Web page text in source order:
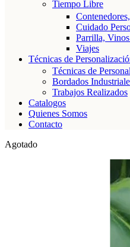
Tiempo Libre
Cuidado
Parrilla,
Viajes
Técnicas de
Técnicas de
Bordados
Trabajos Realizados
Catalogos
Quienes Somos
Contacto
Agotado